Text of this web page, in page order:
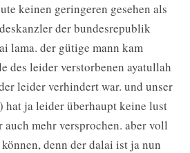
keinen geringeren gesehen als
der bundesrepublik
lama. der gütige mann kam
des leider verstorbenen ayatullah
leider verhindert war. und unser
hat ja leider überhaupt keine lust
auch mehr versprochen. aber voll
denn der dalai ist ja nun